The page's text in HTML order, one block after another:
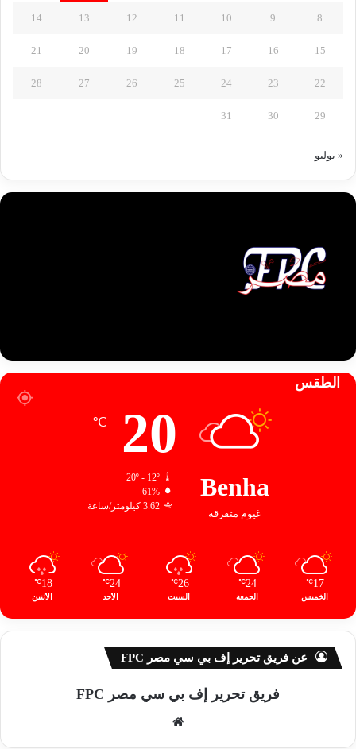
8
9
10
11
12
13
14
15
16
17
18
19
20
21
22
23
24
25
26
27
28
29
30
31
« يوليو
الطقس
Benha
غيوم متفرقة
20
℃
20º - 12º
61%
3.62 كيلومتر/ساعة
17
℃
الخميس
24
℃
الجمعة
26
℃
السبت
24
℃
الأحد
18
℃
الأثنين
عن فريق تحرير إف بي سي مصر FPC
فريق تحرير إف بي سي مصر FPC